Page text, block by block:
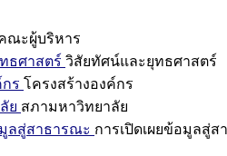
ณะผู้บริหาร
ธศาสตร์ วิสัยทัศน์และยุทธศาสตร์
ร โครงสร้างองค์กร
ย สภามหาวิทยาลัย
ลสู่สาธารณะ การเปิดเผยข้อมูลสู่ส